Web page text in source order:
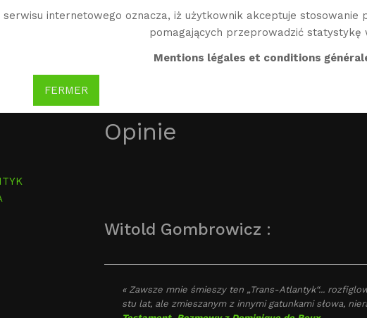
internetowego oznacza, iż użytkownik akceptuje
pomagających przeprowadzić statystykę
Mentions légales et conditions
FERMER
BIO
Opinie
Witold Gombrowicz :
« Zawsze mnie śmieszy ten „Trans-Atlantyk“...
stu lat, ale zmieszanym z innymi gatunkami słowa,